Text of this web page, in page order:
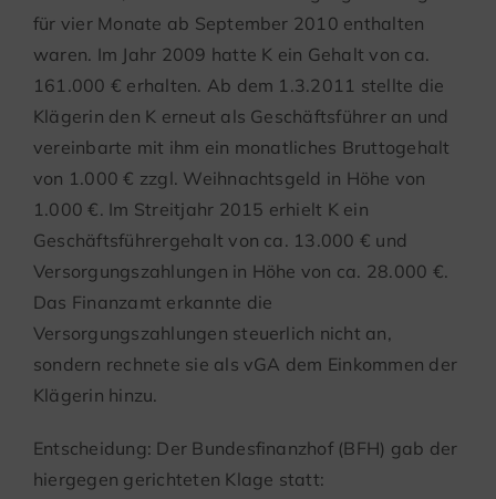
für vier Monate ab September 2010 enthalten
waren. Im Jahr 2009 hatte K ein Gehalt von ca.
161.000 € erhalten. Ab dem 1.3.2011 stellte die
Klägerin den K erneut als Geschäftsführer an und
vereinbarte mit ihm ein monatliches Bruttogehalt
von 1.000 € zzgl. Weihnachtsgeld in Höhe von
1.000 €. Im Streitjahr 2015 erhielt K ein
Geschäftsführergehalt von ca. 13.000 € und
Versorgungszahlungen in Höhe von ca. 28.000 €.
Das Finanzamt erkannte die
Versorgungszahlungen steuerlich nicht an,
sondern rechnete sie als vGA dem Einkommen der
Klägerin hinzu.
Entscheidung: Der Bundesfinanzhof (BFH) gab der
hiergegen gerichteten Klage statt: